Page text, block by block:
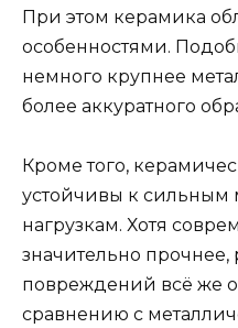
При этом керамика
особенностями.
немного крупнее
более аккуратного
Кроме того,
устойчивы к сильным
нагрузкам. Хотя
значительно прочнее,
повреждений всё же
сравнению с